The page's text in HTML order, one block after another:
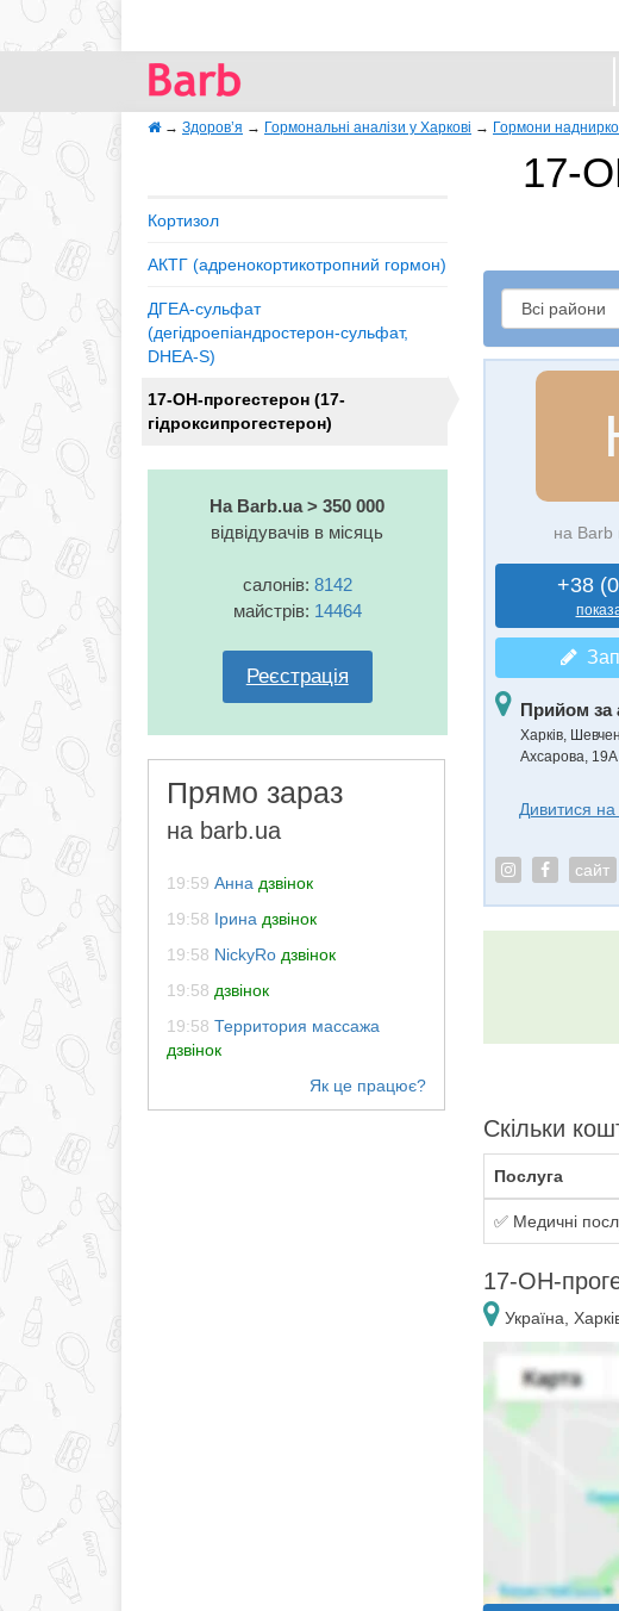
→ Здоров’я → Гормональні аналізи у Харкові → Гормони
17-
Кортизол
АКТГ (адренокортикотропний гормон)
ДГЕА-сульфат
(дегідроепіандростерон-сульфат,
DHEA-S)
17-ОН-прогестерон (17-
гідроксипрогестерон)
На Barb.ua > 350 000
відвідувачів в місяць
салонів: 8142
майстрів: 14464
Реєстрація
Прямо зараз
на barb.ua
19:59 Анна дзвінок
19:58 Ірина дзвінок
19:58 NickyRo дзвінок
19:58 дзвінок
19:58 Территория массажа
дзвінок
на Barb
+38
Прийом за
Харків,
Ахсарова, 19А
Дивитися на
сайт
Скільки
Послуга
✅ Медичні
17-ОН-
Україна,